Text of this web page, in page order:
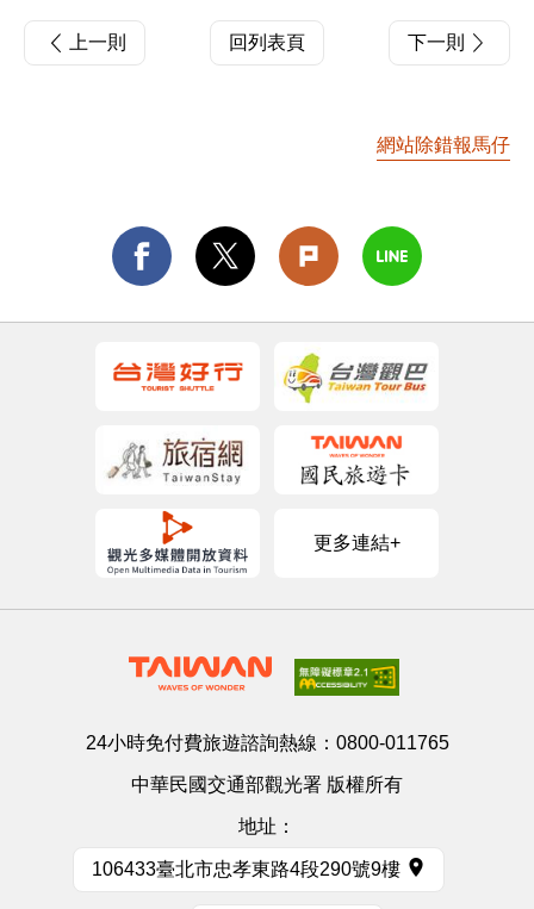
上一則 回列表頁 下一則
網站除錯報馬仔
更多連結+
24小時免付費旅遊諮詢熱線： 0800-011765
中華民國交通部觀光署 版權所有
地址：
106433臺北市忠孝東路4段290號9樓